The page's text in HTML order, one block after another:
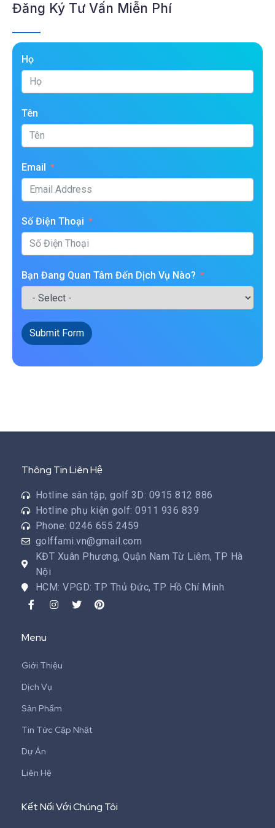
Đăng Ký Tư Vấn Miễn Phí
Họ
Tên
Email
Số Điện Thoại
Bạn Đang Quan Tâm Đến Dịch Vụ Nào?
Submit Form
Thông Tin Liên Hệ
Hotline sân tập, golf 3D: 0915 812 886
Hotline phụ kiện golf: 0911 936 839
Phone: 0246 655 2459
golffami.vn@gmail.com
KĐT Xuân Phương, Quận Nam Từ Liêm, TP Hà
Nội
HCM: VPGD: TP Thủ Đức, TP Hồ Chí Minh
Menu
Giới Thiệu
Dịch Vụ
Sản Phẩm
Tin Tức Cập Nhật
Dự Án
Liên Hệ
Kết Nối Với Chúng Tôi